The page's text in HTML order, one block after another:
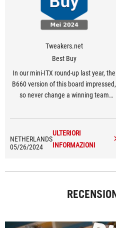
Tweakers.net
Best Buy
In our mini-ITX round-up last year, the
B660 version of this board impressed,
so never change a winning team
case.
NETHERLANDS
05/26/2024
ULTERIORI
INFORMAZIONI